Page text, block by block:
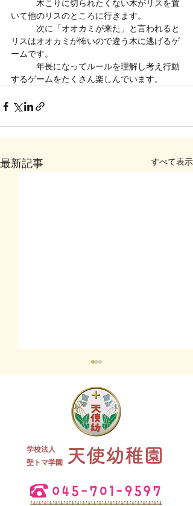
木こりに切られたくない木がリスを置
いて他のリスのところに行きます。
次に「オオカミが来た」と言われると
リスはオオカミが怖いので違う木に逃げるゲ
ームです。
年長になってルールを理解し考え行動
するゲームをたくさん楽しんでいます。
最新記事 すべて表示
夏祭り 全学年
学校法人
​聖トマ学園
天使幼稚園